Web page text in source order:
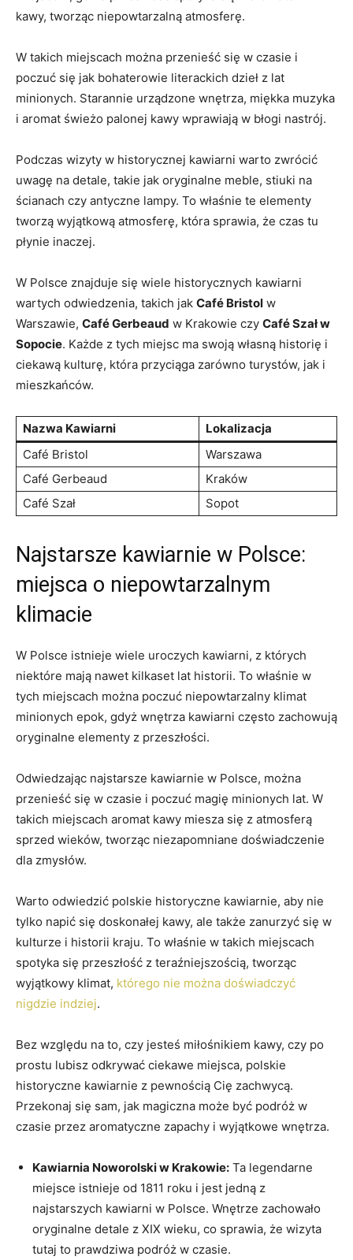
kawy, tworząc niepowtarzalną atmosferę.
W takich miejscach można przenieść się w czasie i
poczuć się jak bohaterowie​ literackich dzieł z lat
minionych. Starannie urządzone wnętrza, miękka muzyka
i aromat świeżo palonej ‌kawy wprawiają w błogi nastrój.
Podczas wizyty w ‍historycznej kawiarni warto zwrócić
uwagę na detale,‍ takie jak oryginalne meble, stiuki na
ścianach⁣ czy⁤ antyczne lampy. To​ właśnie te elementy
tworzą wyjątkową atmosferę, która sprawia, że czas tu
płynie inaczej.
W Polsce znajduje⁣ się wiele historycznych kawiarni
wartych odwiedzenia, takich ⁤jak Café Bristol w
Warszawie,​ Café Gerbeaud w Krakowie​ czy Café Szał w
Sopocie.​ Każde z tych​ miejsc ma swoją ⁢własną historię i
ciekawą kulturę, która przyciąga zarówno turystów, jak i
mieszkańców.
Nazwa Kawiarni
Lokalizacja
Café⁤ Bristol
Warszawa
Café Gerbeaud
Kraków
Café Szał
Sopot
Najstarsze kawiarnie w Polsce:
miejsca o niepowtarzalnym
klimacie
W‍ Polsce istnieje wiele uroczych kawiarni, z których‍
niektóre mają ‌nawet kilkaset lat⁢ historii. To ⁢właśnie⁣ w
tych miejscach można poczuć niepowtarzalny klimat
minionych epok, gdyż wnętrza kawiarni ⁤często zachowują
oryginalne elementy z przeszłości.
Odwiedzając​ najstarsze kawiarnie w Polsce, ⁣można
przenieść się w czasie i poczuć magię minionych lat. W
⁤takich miejscach aromat kawy miesza się z ⁣atmosferą‌
sprzed wieków, tworząc niezapomniane doświadczenie
dla zmysłów.
Warto odwiedzić polskie historyczne kawiarnie, aby nie‌
tylko napić się doskonałej kawy, ale także‍ zanurzyć się ⁣w
kulturze i ‌historii kraju. To właśnie w​ takich miejscach
⁢spotyka się przeszłość z teraźniejszością, tworząc
wyjątkowy klimat, którego nie można doświadczyć
nigdzie indziej.
Bez względu na to, czy jesteś miłośnikiem kawy, czy‍ po‍
prostu lubisz odkrywać ciekawe miejsca, polskie
historyczne kawiarnie z pewnością Cię zachwycą.
Przekonaj się sam,‌ jak magiczna może być⁣ podróż w
czasie⁣ przez aromatyczne zapachy i⁢ wyjątkowe wnętrza.
Kawiarnia Noworolski w Krakowie: Ta legendarne
miejsce istnieje od 1811 roku i jest‌ jedną z
najstarszych⁢ kawiarni w Polsce. Wnętrze zachowało
⁢oryginalne detale z XIX wieku, co sprawia, że wizyta
tutaj to prawdziwa ⁣podróż w czasie.